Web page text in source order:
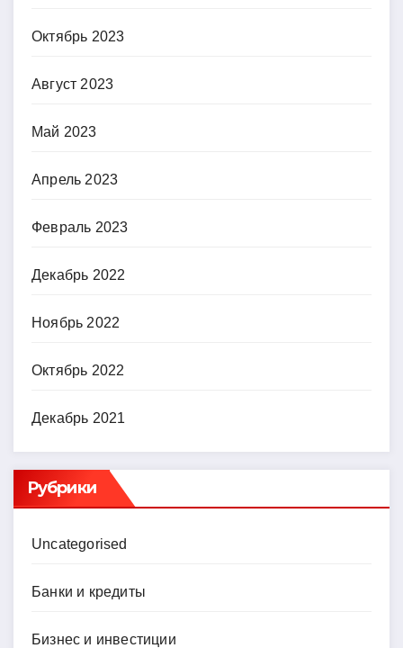
Октябрь 2023
Август 2023
Май 2023
Апрель 2023
Февраль 2023
Декабрь 2022
Ноябрь 2022
Октябрь 2022
Декабрь 2021
Рубрики
Uncategorised
Банки и кредиты
Бизнес и инвестиции